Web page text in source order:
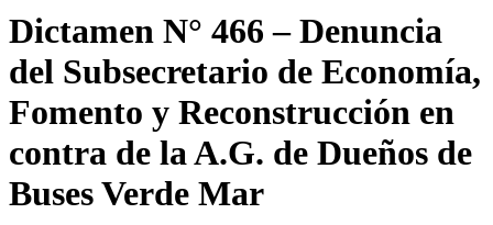
Dictamen N° 466 – Denuncia
del Subsecretario de Economía,
Fomento y Reconstrucción en
contra de la A.G. de Dueños de
Buses Verde Mar